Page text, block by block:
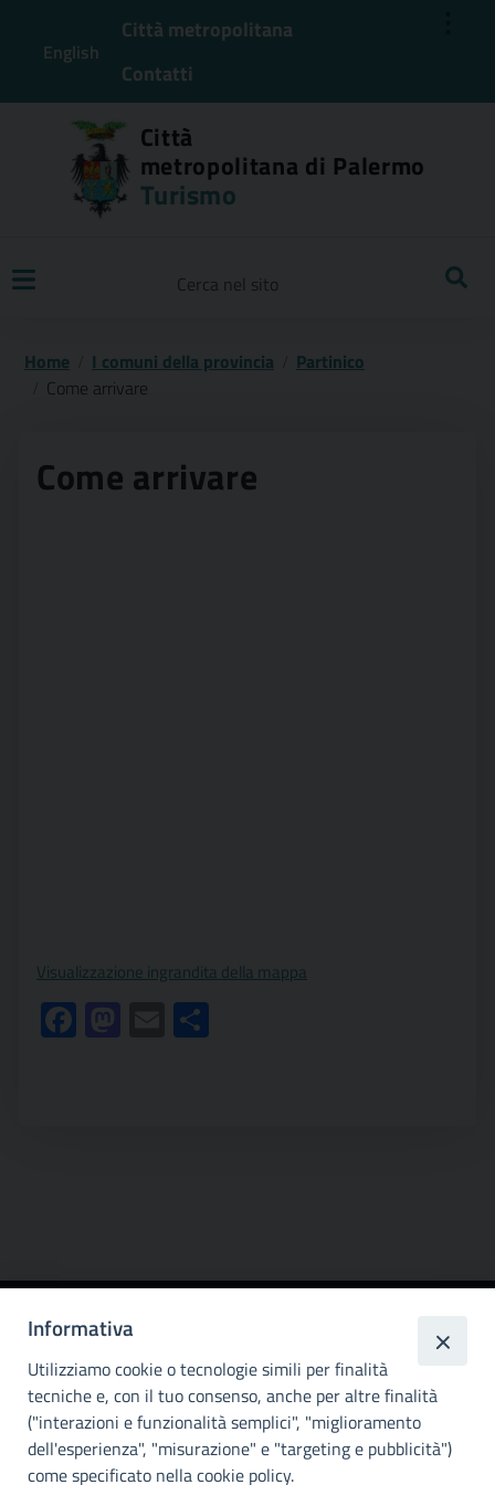
English
Città metropolitana
Contatti
Città
metropolitana di Palermo
Turismo
Home I comuni della provincia
Partinico
Come arrivare
Come arrivare
Visualizzazione ingrandita della mappa
Facebook
Mastodon
Email
Città
metropolitana di
Palermo
INFO E CONTATTI
I nostri canali social
Informativa
Utilizziamo cookie o tecnologie simili per finalità
tecniche e, con il tuo consenso, anche per altre finalità
("interazioni e funzionalità semplici", "miglioramento
dell'esperienza", "misurazione" e "targeting e pubblicità")
come specificato nella cookie policy.